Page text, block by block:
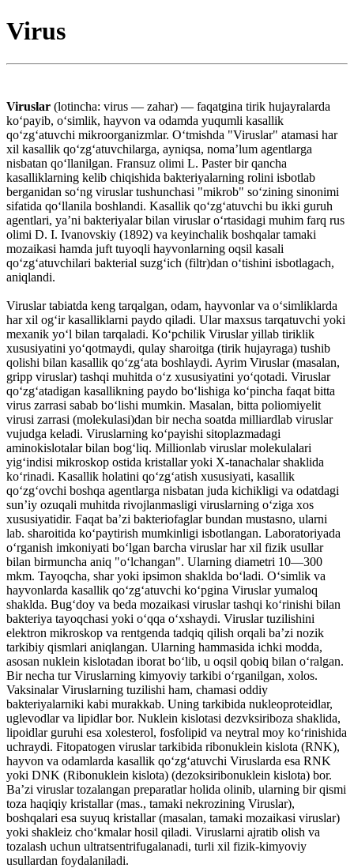
Virus
Viruslar (lotincha: virus — zahar) — faqatgina tirik hujayralarda
koʻpayib, oʻsimlik, hayvon va odamda yuqumli kasallik
qoʻzgʻatuvchi mikroorganizmlar. Oʻtmishda "Viruslar" atamasi har
xil kasallik qoʻzgʻatuvchilarga, ayniqsa, nomaʼlum agentlarga
nisbatan qoʻllanilgan. Fransuz olimi L. Paster bir qancha
kasalliklarning kelib chiqishida bakteriyalarning rolini isbotlab
berganidan soʻng viruslar tushunchasi "mikrob" soʻzining sinonimi
sifatida qoʻllanila boshlandi. Kasallik qoʻzgʻatuvchi bu ikki guruh
agentlari, yaʼni bakteriyalar bilan viruslar oʻrtasidagi muhim farq rus
olimi D. I. Ivanovskiy (1892) va keyinchalik boshqalar tamaki
mozaikasi hamda juft tuyoqli hayvonlarning oqsil kasali
qoʻzgʻatuvchilari bakterial suzgʻich (filtr)dan oʻtishini isbotlagach,
aniqlandi.
Viruslar tabiatda keng tarqalgan, odam, hayvonlar va oʻsimliklarda
har xil ogʻir kasalliklarni paydo qiladi. Ular maxsus tarqatuvchi yoki
mexanik yoʻl bilan tarqaladi. Koʻpchilik Viruslar yillab tiriklik
xususiyatini yoʻqotmaydi, qulay sharoitga (tirik hujayraga) tushib
qolishi bilan kasallik qoʻzgʻata boshlaydi. Ayrim Viruslar (masalan,
gripp viruslar) tashqi muhitda oʻz xususiyatini yoʻqotadi. Viruslar
qoʻzgʻatadigan kasallikning paydo boʻlishiga koʻpincha faqat bitta
virus zarrasi sabab boʻlishi mumkin. Masalan, bitta poliomiyelit
virusi zarrasi (molekulasi)dan bir necha soatda milliardlab viruslar
vujudga keladi. Viruslarning koʻpayishi sitoplazmadagi
aminokislotalar bilan bogʻliq. Millionlab viruslar molekulalari
yigʻindisi mikroskop ostida kristallar yoki X-tanachalar shaklida
koʻrinadi. Kasallik holatini qoʻzgʻatish xususiyati, kasallik
qoʻzgʻovchi boshqa agentlarga nisbatan juda kichikligi va odatdagi
sunʼiy ozuqali muhitda rivojlanmasligi viruslarning oʻziga xos
xususiyatidir. Faqat baʼzi bakteriofaglar bundan mustasno, ularni
lab. sharoitida koʻpaytirish mumkinligi isbotlangan. Laboratoriyada
oʻrganish imkoniyati boʻlgan barcha viruslar har xil fizik usullar
bilan birmuncha aniq "oʻlchangan". Ularning diametri 10—300
mkm. Tayoqcha, shar yoki ipsimon shaklda boʻladi. Oʻsimlik va
hayvonlarda kasallik qoʻzgʻatuvchi koʻpgina Viruslar yumaloq
shaklda. Bugʻdoy va beda mozaikasi viruslar tashqi koʻrinishi bilan
bakteriya tayoqchasi yoki oʻqqa oʻxshaydi. Viruslar tuzilishini
elektron mikroskop va rentgenda tadqiq qilish orqali baʼzi nozik
tarkibiy qismlari aniqlangan. Ularning hammasida ichki modda,
asosan nuklein kislotadan iborat boʻlib, u oqsil qobiq bilan oʻralgan.
Bir necha tur Viruslarning kimyoviy tarkibi oʻrganilgan, xolos.
Vaksinalar Viruslarning tuzilishi ham, chamasi oddiy
bakteriyalarniki kabi murakkab. Uning tarkibida nukleoproteidlar,
uglevodlar va lipidlar bor. Nuklein kislotasi dezvksiriboza shaklida,
lipoidlar guruhi esa xolesterol, fosfolipid va neytral moy koʻrinishida
uchraydi. Fitopatogen viruslar tarkibida ribonuklein kislota (RNK),
hayvon va odamlarda kasallik qoʻzgʻatuvchi Viruslarda esa RNK
yoki DNK (Ribonuklein kislota) (dezoksiribonuklein kislota) bor.
Baʼzi viruslar tozalangan preparatlar holida olinib, ularning bir qismi
toza haqiqiy kristallar (mas., tamaki nekrozining Viruslar),
boshqalari esa suyuq kristallar (masalan, tamaki mozaikasi viruslar)
yoki shakleiz choʻkmalar hosil qiladi. Viruslarni ajratib olish va
tozalash uchun ultratsentrifugalanadi, turli xil fizik-kimyoviy
usullardan foydalaniladi.